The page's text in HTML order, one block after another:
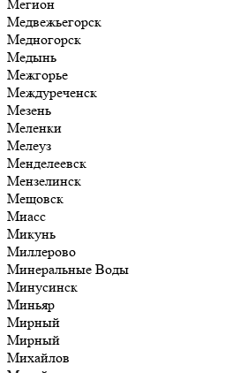
Мегион
Медвежьегорск
Медногорск
Медынь
Межгорье
Междуреченск
Мезень
Меленки
Мелеуз
Менделеевск
Мензелинск
Мещовск
Миасс
Микунь
Миллерово
Минеральные Воды
Минусинск
Миньяр
Мирный
Мирный
Михайлов